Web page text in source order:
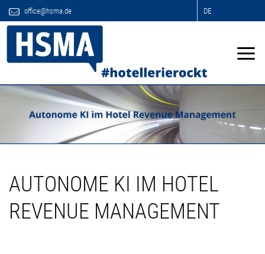
office@hsma.de DE
AUTONOME KI IM HOTEL
REVENUE MANAGEMENT